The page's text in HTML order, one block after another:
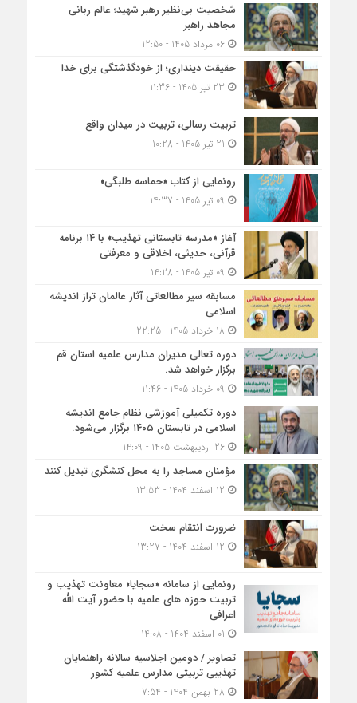
شخصیت بی‌نظیر رهبر شهید؛ عالم ربانی
مجاهد راهبر
06 مرداد 1405 - 12:50
حقیقت دینداری؛ از خودگذشتگی برای خدا
تربیت رسالی، تربیت در میدان واقع
رونمایی از کتاب «حماسه طلبگی»
آغاز «مدرسه تابستانی تهذیب» با ۱۴ برنامه
قرآنی، حدیثی، اخلاقی و معرفتی
مسابقه سیر مطالعاتی آثار عالمان تراز اندیشه
اسلامی
دوره تعالی مدیران مدارس علمیه استان قم
برگزار خواهد شد.
دوره تکمیلی آموزشی نظام جامع اندیشه
اسلامی در تابستان ۱۴۰۵ برگزار می‌شود.
26 اردیبهشت 1405 - 14:09
مؤمنان مساجد را به محل کنشگری تبدیل کنند
ضرورت انتقام سخت
رونمایی از سامانه «سجایا» معاونت تهذیب و
تربیت حوزه‌ های علمیه با حضور آیت الله
اعرافی
تصاویر / دومین اجلاسیه سالانه راهنمایان
تهذیبی تربیتی مدارس علمیه کشور